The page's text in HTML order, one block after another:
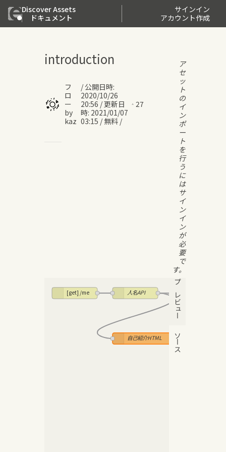
Discover Assets
ドキュメント
サインイン
アカウント作成
introduction
フ
ロ
ー
by
kaz
/ 公開日時:
2020/10/26
20:56 /更新日
時: 2021/01/07
03:15 / 無料 /
27
ア
セ
ッ
ト
の
イ
ン
ポ
ー
ト
を
行
う
に
は
サ
イ
ン
イ
ン
が
必
要
で
す。
[get] /me
自己紹介HTML
人名API プレビュー
ソース